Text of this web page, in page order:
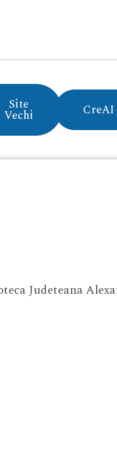
Site
Vechi CreAI
Judeteana